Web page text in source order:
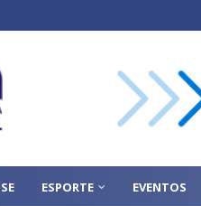
ESPORTE EVENTOS